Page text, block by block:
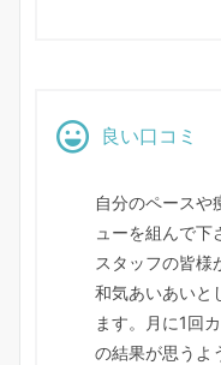
良い口コミ
自分のペースや
ューを組んで下
スタッフの皆様
和気あいあいと
ます。月に1回
の結果が思うよ